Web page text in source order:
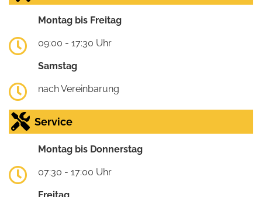
Montag bis Freitag
09:00 - 17:30 Uhr
Samstag
nach Vereinbarung
Service
Montag bis Donnerstag
07:30 - 17:00 Uhr